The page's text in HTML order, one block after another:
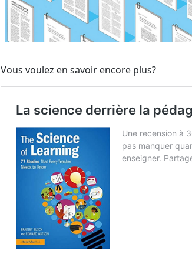
Vous voulez en savoir encore plus?